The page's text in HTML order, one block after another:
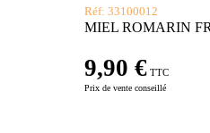
Réf: 33100012
MIEL ROMARIN
9,90 € TTC
Prix de vente conseillé